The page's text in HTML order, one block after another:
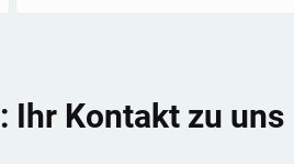
: Ihr Kontakt zu uns